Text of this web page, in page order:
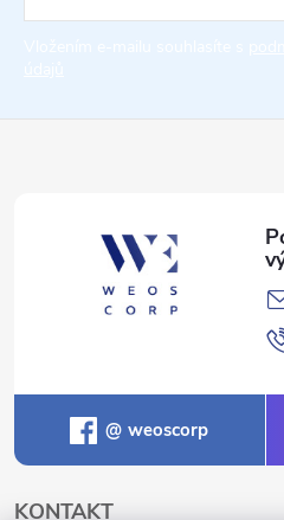
í
weoscorp
KONTAKT